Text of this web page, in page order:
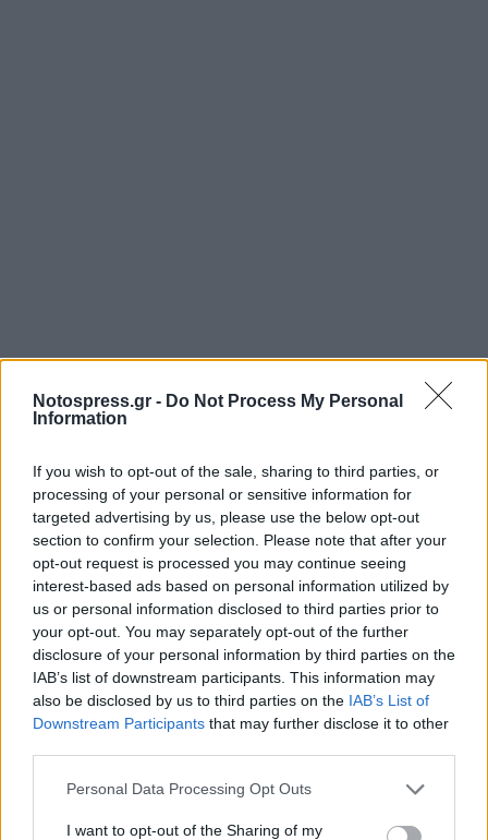
Notospress.gr - Do Not Process My Personal
Information
If you wish to opt-out of the sale, sharing to third parties, or
processing of your personal or sensitive information for
targeted advertising by us, please use the below opt-out
section to confirm your selection. Please note that after your
opt-out request is processed you may continue seeing
interest-based ads based on personal information utilized by
us or personal information disclosed to third parties prior to
your opt-out. You may separately opt-out of the further
disclosure of your personal information by third parties on the
IAB’s list of downstream participants. This information may
also be disclosed by us to third parties on the IAB’s List of
Downstream Participants that may further disclose it to other
Personal Data Processing Opt Outs
I want to opt-out of the Sharing of my
Σχετικά Άρθρα